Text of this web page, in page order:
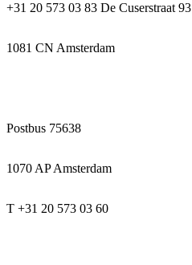
+31 20 573 03 83 De Cuserstraat 93
1081 CN Amsterdam
Postbus 75638
1070 AP Amsterdam
T +31 20 573 03 60